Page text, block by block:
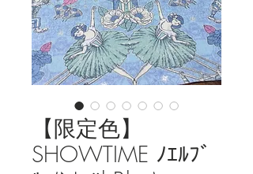
【限定色】
SHOWTIME ﾉｴﾙﾌﾞ